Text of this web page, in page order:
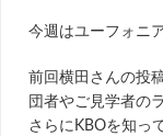
今週はユーフォニ
前回横田さんの投
団者やご見学者の
さらにKBOを知っ